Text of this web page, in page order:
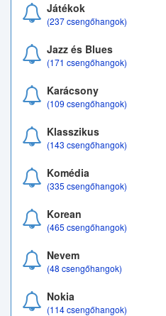
Játékok
(237 csengőhangok)
Jazz és Blues
(171 csengőhangok)
Karácsony
(109 csengőhangok)
Klasszikus
(143 csengőhangok)
Komédia
(335 csengőhangok)
Korean
(465 csengőhangok)
Nevem
(48 csengőhangok)
Nokia
(114 csengőhangok)